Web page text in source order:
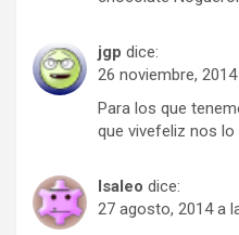
jgp dice:
26 noviembre,
Para los que
que vivefeliz nos lo
Isaleo dice:
27 agosto, 2014 a